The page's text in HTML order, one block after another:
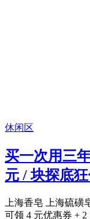
休闲区
买一次用三
元 / 块探底狂
上海香皂 上海硫磺
可领 4 元优惠券 +